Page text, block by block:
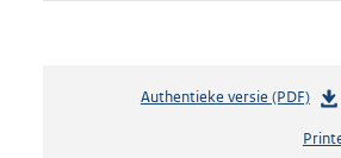
Authentieke versie (PDF)b
s